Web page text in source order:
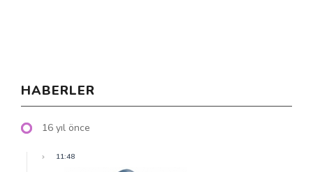
HABERLER
16 yıl önce
11:48